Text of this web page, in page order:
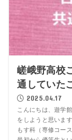
嵯峨野高校
通していた
2025.04.17
こんにちは、遊学
をしようと思いま
もす科（専修コー